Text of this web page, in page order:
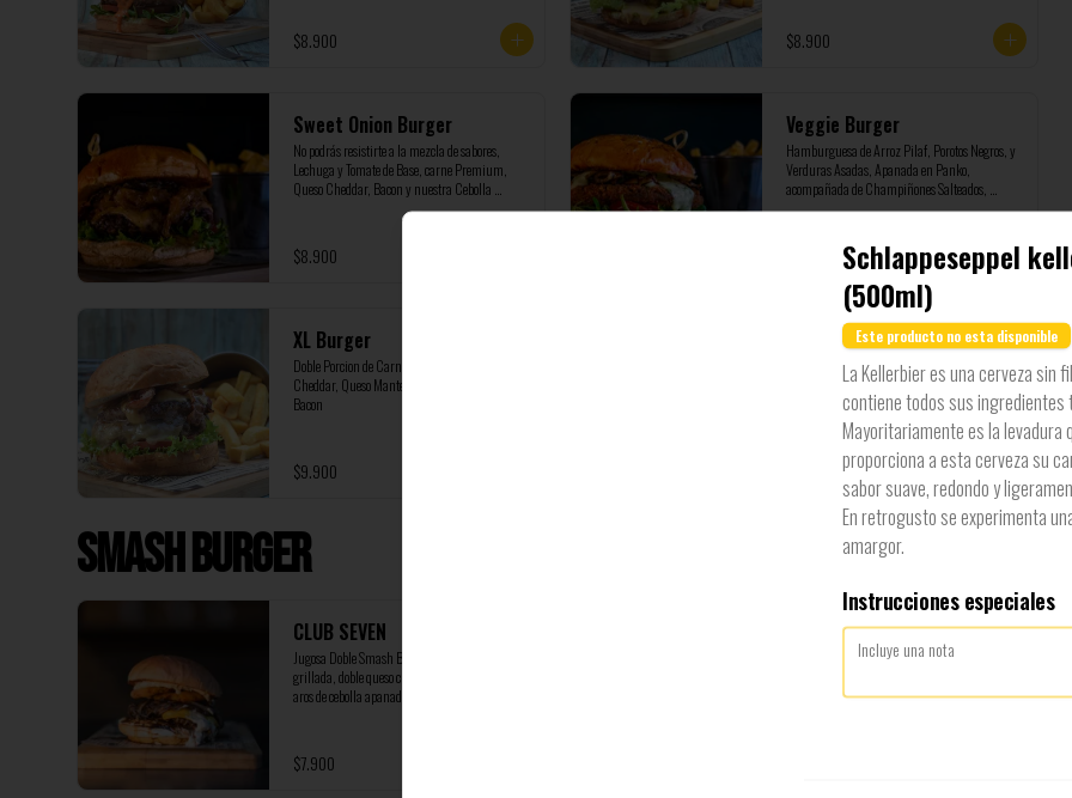
$8.900 $8.900
Sweet Onion Burger
No podrás resistirte a la mezcla de sabores,
Lechuga y Tomate de Base, carne Premium,
Queso Cheddar, Bacon y nuestra Cebolla
$8.900
Veggie Burger
Hamburguesa de Arroz Pilaf, Porotos Negros, y
Verduras Asadas, Apanada en Panko,
acompañada de Champiñones Salteados,
Berros, Tomates Confitados y Salsa Tartara
XL Burger
Doble Porcion de Carne Premium, Queso
Cheddar, Queso Mantecoso, Tomate, Lechuga y
Bacon
$9.900
Smash Burger
CLUB SEVEN
Jugosa Doble Smash Burger, con cebolla
grillada, doble queso cheddar, coronada con dos
aros de cebolla apanados, servida en pan King’s
INCLUYE PAPAS)
$7.900
Top Seven
No puede ser mejor, doble smash burger, doble
y una exquisita salsa de queso cheddar, incluye
Schlappeseppel
(500ml)
Este producto no esta disponible
La Kellerbier es una cerveza sin
contiene todos sus ingredientes
Mayoritariamente es la levadura
proporciona a esta cerveza su
sabor suave, redondo y
En retrogusto se experimenta
amargor.
Instrucciones especiales